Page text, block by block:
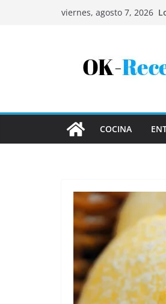
viernes, agosto 7, 2026
COCINA